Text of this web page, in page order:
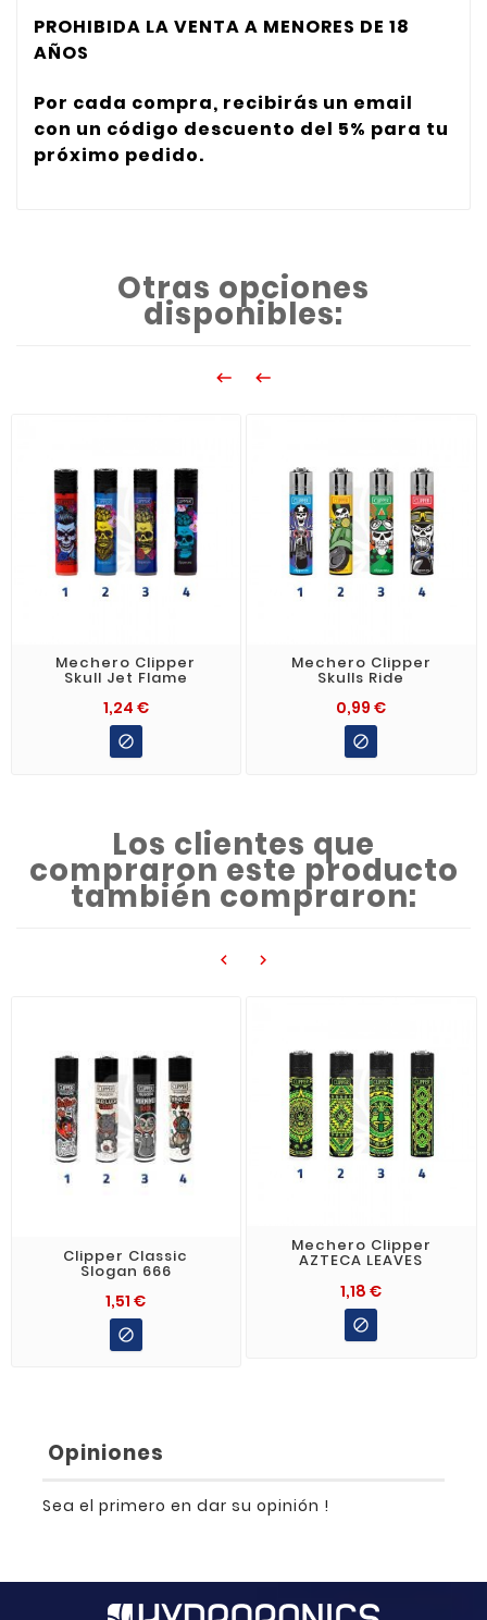
PROHIBIDA LA VENTA A MENORES DE 18
AÑOS
Por cada compra, recibirás un email
con un código descuento del 5% para tu
próximo pedido.
Otras opciones
disponibles:
 
Mechero Clipper
Skull Jet Flame
1,24 €

Mechero Clipper
Skulls Ride
0,99 €

Los clientes que
compraron este producto
también compraron:
 
Clipper Classic
Slogan 666
1,51 €

Mechero Clipper
AZTECA LEAVES
1,18 €

Opiniones
Sea el primero en dar su opinión !